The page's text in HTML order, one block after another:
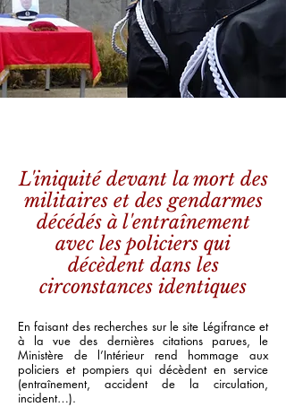
L'iniquité devant la mort des
militaires et des gendarmes
décédés à l'entraînement
avec les policiers qui
décèdent dans les
circonstances identiques
En faisant des recherches sur le site Légifrance et
à la vue des dernières citations parues, le
Ministère de l’Intérieur rend hommage aux
policiers et pompiers qui décèdent en service
(entraînement, accident de la circulation,
incident…).